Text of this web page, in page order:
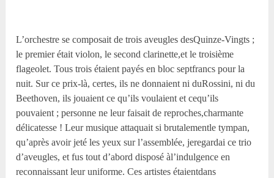
L’orchestre se composait de trois aveugles desQuinze-Vingts ;
le premier était violon, le second clarinette,et le troisième
flageolet. Tous trois étaient payés en bloc septfrancs pour la
nuit. Sur ce prix-là, certes, ils ne donnaient ni duRossini, ni du
Beethoven, ils jouaient ce qu’ils voulaient et cequ’ils
pouvaient ; personne ne leur faisait de reproches,charmante
délicatesse ! Leur musique attaquait si brutalementle tympan,
qu’après avoir jeté les yeux sur l’assemblée, jeregardai ce trio
d’aveugles, et fus tout d’abord disposé àl’indulgence en
reconnaissant leur uniforme. Ces artistes étaientdans